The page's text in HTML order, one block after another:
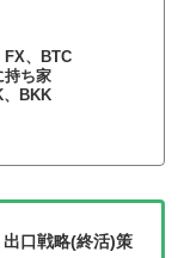
、BTC
持ち家
BKK
口戦略(終活)策